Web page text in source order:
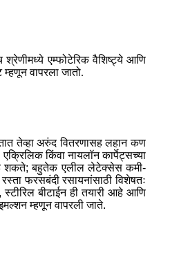
एम्फोटेरिक वैशिष्ट्ये आणि
वापरला जातो.
तेव्हा अरुंद वितरणासह लहान कण
किंवा नायलॉन कार्पेट्सच्या
शकते; बहुतेक एलील लेटेक्सेस कमी-
फरसबंदी रसायनांसाठी विशेषतः
बीटाईन ही तयारी आहे आणि
म्हणून वापरली जाते.